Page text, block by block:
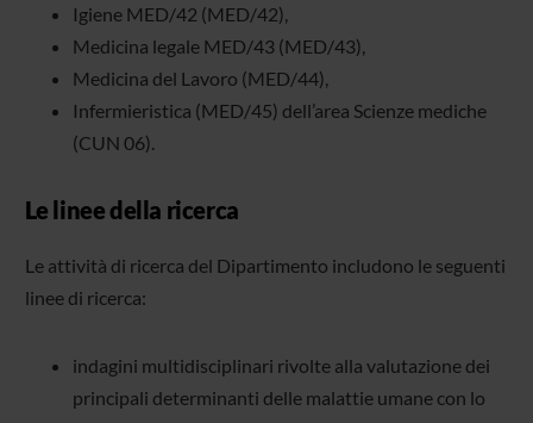
Igiene MED/42 (MED/42),
Medicina legale MED/43 (MED/43),
Medicina del Lavoro (MED/44),
Infermieristica (MED/45) dell’area Scienze mediche
(CUN 06).
Le linee della ricerca
Le attività di ricerca del Dipartimento includono le seguenti
linee di ricerca:
indagini multidisciplinari rivolte alla valutazione dei
principali determinanti delle malattie umane con lo